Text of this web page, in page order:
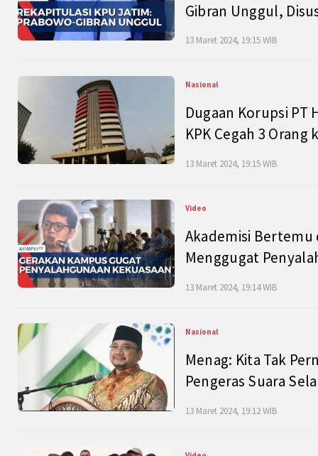
Gibran Unggul,
13 Maret 2024, 19:15 WIB
Nasional
Dugaan Korupsi PT
KPK Cegah 3 Orang
13 Maret 2024, 19:15 WIB
Video
Akademisi Bertemu
Menggugat
13 Maret 2024, 19:14 WIB
Nasional
Menag: Kita Tak
Pengeras Suara
13 Maret 2024, 19:12 WIB